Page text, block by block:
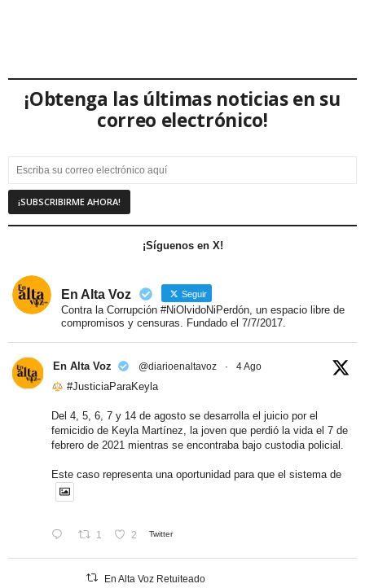
¡Obtenga las últimas noticias en su
correo electrónico!
¡Síguenos en X!
En Alta Voz Seguir
Contra la Corrupción #NiOlvidoNiPerdón, un espacio libre de
compromisos y censuras. Fundado el 7/7/2017.
En Alta Voz @diarioenaltavoz · 4 Ago
#JusticiaParaKeyla
Del 4, 5, 6, 7 y 14 de agosto se desarrolla el juicio por el
femicidio de Keyla Martínez, la joven que perdió la vida el 7 de
febrero de 2021 mientras se encontraba bajo custodia policial.
Este caso representa una oportunidad para que el sistema de
1 2 Twitter
En Alta Voz Retuiteado